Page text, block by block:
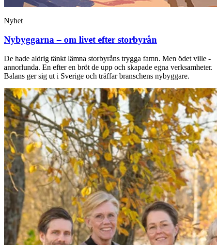
Nyhet
Nybyggarna – om livet efter storbyrån
De hade aldrig tänkt lämna storbyråns trygga famn. Men ödet ville ­
annorlunda. En efter en bröt de upp och ­skapade egna verksamheter.
Balans ger sig ut i Sverige och träffar branschens ­nybyggare.